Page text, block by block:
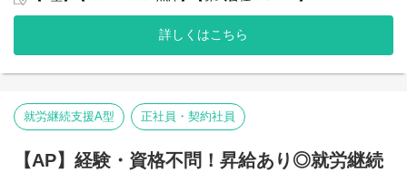
スタッフが安心して長く働ける職場づくりに取り組んでいます。
弊社グループでは2つのパターンの事業所を全国に展開をさせて頂
【就労継続支援A型事業所】
般就労を目指すサービス。
【就労継続支援B型事業所】
般就労を目指す、または高い工賃を目指すサービス。
詳しくはこちら
就労継続支援A型 正社員・契約社員
【AP】経験・資格不問！昇給あり◎就労継続